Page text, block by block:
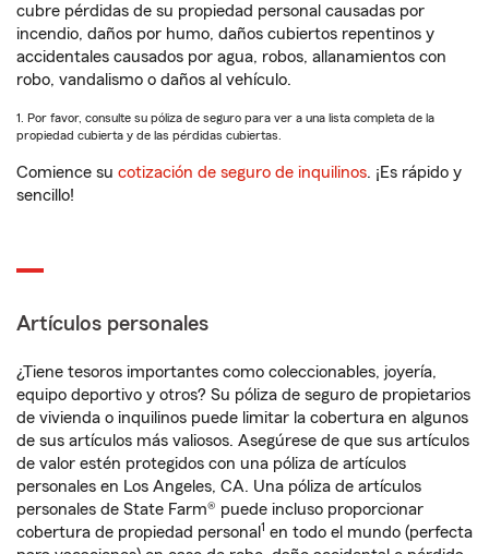
cubre pérdidas de su propiedad personal causadas por
incendio, daños por humo, daños cubiertos repentinos y
accidentales causados por agua, robos, allanamientos con
robo, vandalismo o daños al vehículo.
1. Por favor, consulte su póliza de seguro para ver a una lista completa de la
propiedad cubierta y de las pérdidas cubiertas.
Comience su cotización de seguro de inquilinos. ¡Es rápido y
sencillo!
Artículos personales
¿Tiene tesoros importantes como coleccionables, joyería,
equipo deportivo y otros? Su póliza de seguro de propietarios
de vivienda o inquilinos puede limitar la cobertura en algunos
de sus artículos más valiosos. Asegúrese de que sus artículos
de valor estén protegidos con una póliza de artículos
personales en Los Angeles, CA. Una póliza de artículos
personales de State Farm® puede incluso proporcionar
cobertura de propiedad personal 1 en todo el mundo (perfecta